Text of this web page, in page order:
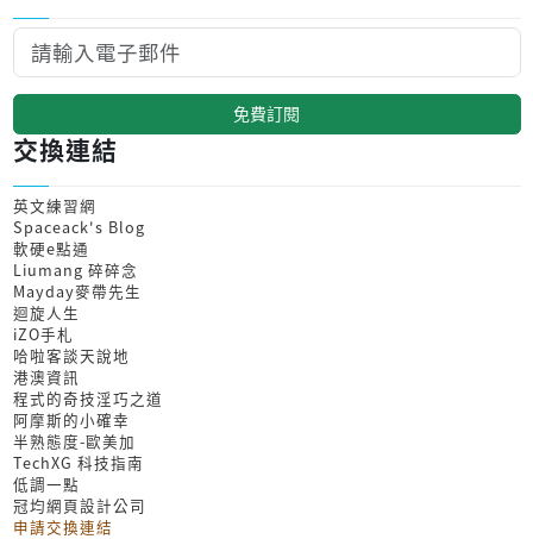
免費訂閱
交換連結
英文練習網
Spaceack's Blog
軟硬e點通
Liumang 碎碎念
Mayday麥帶先生
迴旋人生
iZO手札
哈啦客談天說地
港澳資訊
程式的奇技淫巧之道
阿摩斯的小確幸
半熟態度-歐美加
TechXG 科技指南
低調一點
冠均網頁設計公司
申請交換連結